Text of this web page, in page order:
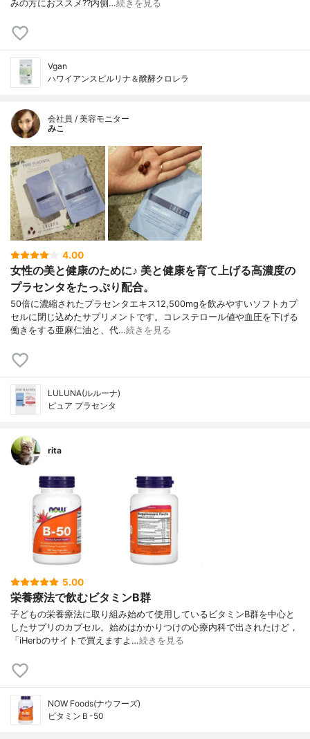
みの方におススメ??内側…続きを見る
Vgan
ハワイアンスピルリナ＆醗酵クロレラ
会社員 / 美容モニター
みこ
4.00
女性の美と健康のために♪ 美と健康を育て上げる高濃度の
プラセンタをたっぷり配合。
50倍に濃縮されたプラセンタエキス12,500mgを飲みやすいソフトカプ
セルに閉じ込めたサプリメントです。コレステロール値や血圧を下げる
働きをする亜麻仁油と、代…続きを見る
​​LULUNA(ルルーナ)
ピュア プラセンタ
rita
5.00
栄養療法で飲むビタミンB群
子どもの栄養療法に取り組み始めて使用しているビタミンB群を中心と
したサプリのカプセル。始めはかかりつけの心療内科で出されたけど，
「iHerbのサイトで買えますよ…続きを見る
NOW Foods(ナウフーズ)
ビタミンＢ-50